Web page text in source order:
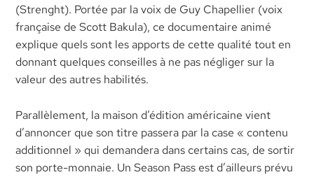
(Strenght). Portée par la voix de Guy Chapellier (voix
française de Scott Bakula), ce documentaire animé
explique quels sont les apports de cette qualité tout en
donnant quelques conseilles à ne pas négliger sur la
valeur des autres habilités.
Parallèlement, la maison d’édition américaine vient
d’annoncer que son titre passera par la case « contenu
additionnel » qui demandera dans certains cas, de sortir
son porte-monnaie. Un Season Pass est d’ailleurs prévu